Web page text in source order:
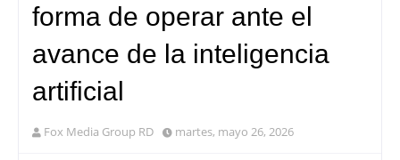
forma de operar ante el
avance de la inteligencia
artificial
Fox Media Group RD martes, mayo 26, 2026